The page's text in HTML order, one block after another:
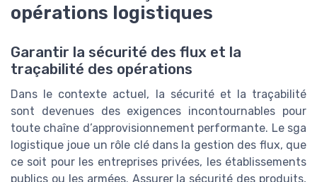
opérations logistiques
Garantir la sécurité des flux et la
traçabilité des opérations
Dans le contexte actuel, la sécurité et la traçabilité
sont devenues des exigences incontournables pour
toute chaîne d’approvisionnement performante. Le sga
logistique joue un rôle clé dans la gestion des flux, que
ce soit pour les entreprises privées, les établissements
publics ou les armées. Assurer la sécurité des produits,